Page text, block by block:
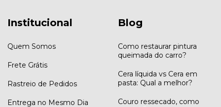
Institucional
Quem Somos
Frete Grátis
Rastreio de Pedidos
Entrega no Mesmo Dia
Blog
Como restaurar pintura
queimada do carro?
Cera líquida vs Cera em
pasta: Qual a melhor?
Couro ressecado, como